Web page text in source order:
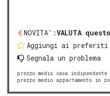
NOVITA':VALUTA
Aggiungi ai preferiti
Segnala un problema
prezzo medio casa indipendente
prezzo medio appartamento in